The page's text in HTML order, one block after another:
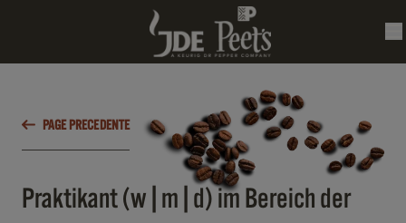
PAGE PRECEDENTE
Praktikant (w|m|d) im Bereich der